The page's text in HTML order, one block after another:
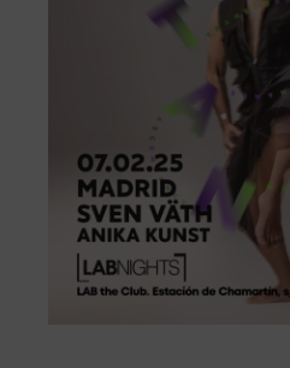
El mejor espacio para grupos
completamente adaptados para